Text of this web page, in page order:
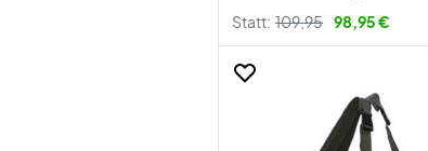
Statt: 109,95 98,95 €